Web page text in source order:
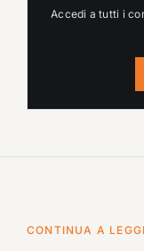
Accedi a tutti i
CONTINUA A